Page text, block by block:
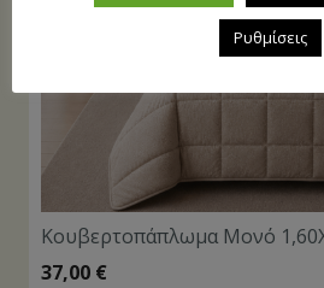
Κουβερτοπάπλωμα Μονό
37,00 €
Ρυθμίσεις